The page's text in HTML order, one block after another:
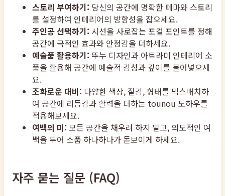
스토리 부여하기: 당신의 공간에 명확한 테마와 스토리
를 설정하여 인테리어의 방향성을 잡으세요.
주인공 선택하기: 시선을 사로잡는 포컬 포인트를 정해
공간에 극적인 효과와 안정감을 더하세요.
예술품 활용하기: 뚜누 디자인과 아트라미 인테리어 소
품을 활용해 공간에 예술적 감성과 깊이를 불어넣으세
요.
조화로운 대비: 다양한 색상, 질감, 형태를 믹스매치하
여 공간에 리듬감과 활력을 더하는 tounou 노하우를
적용해보세요.
여백의 미: 모든 공간을 채우려 하지 말고, 의도적인 여
백을 두어 소품 하나하나가 돋보이게 하세요.
자주 묻는 질문 (FAQ)